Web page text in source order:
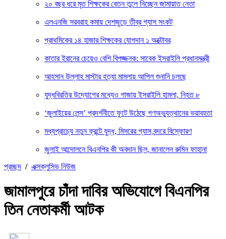
২০ বছর ধরে মৃত শিক্ষকের বেতন তুলে নিচ্ছেন জামায়াত নেতা
এলএনজি সরবরাহ কমায় দেশজুড়ে তীব্র গ্যাস সংকট
প্রাথমিকের ১৪ হাজার শিক্ষকের যোগদান ১ অক্টোবর
কাতার ইরানের চেয়েও বেশি বিপজ্জনক: সাবেক ইসরাইলি প্রধানমন্ত্রী
আহসান উল্লাহ মাস্টার হত্যা মামলায় আপিল শুনানি চলছে
যুদ্ধবিরতির উদ্যোগের মধ্যেও গাজায় ইসরাইলি হামলা, নিহত ৮
‘জুলাইয়ের লেন্স’ প্রদর্শনীতে ফুটে উঠেছে গণঅভ্যুত্থানের ভয়াবহতা
মধ্যপ্রাচ্যে নতুন ফ্রন্টে যুদ্ধ, মিসরের গ্যাস বন্দরে বিস্ফোরণ
জুলাই আন্দোলনে বিএনপির কী অবদান ছিল, জানালেন রুমিন ফাহানা
প্রচ্ছদ / এক্সক্লুসিভ নিউজ
জামালপুরে চাঁদা দাবির অভিযোগে বিএনপির
তিন নেতাকর্মী আটক